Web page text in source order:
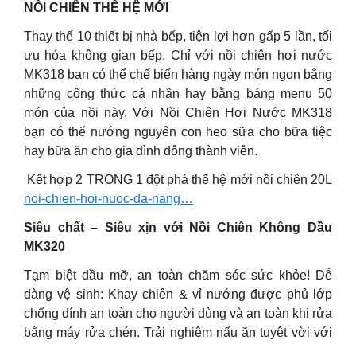
NỒI CHIÊN THẾ HỆ MỚI
Thay thế 10 thiết bị nhà bếp, tiện lợi hơn gấp 5 lần, tối
ưu hóa không gian bếp. Chỉ với nồi chiên hơi nước
MK318 bạn có thể chế biến hàng ngày món ngon bằng
những công thức cá nhân hay bằng bảng menu 50
món của nồi này. Với Nồi Chiên Hơi Nước MK318
bạn có thể nướng nguyên con heo sữa cho bữa tiệc
hay bữa ăn cho gia đình đông thành viên.
️ Kết hợp 2 TRONG 1 đột phá thế hệ mới nồi chiên 20L
noi-chien-hoi-nuoc-da-nang…
Siêu chất – Siêu xịn với Nồi Chiên Không Dầu
MK320
Tạm biệt dầu mỡ, an toàn chăm sóc sức khỏe! Dễ
dàng vệ sinh: Khay chiên & vỉ nướng được phủ lớp
chống dính an toàn cho người dùng và an toàn khi rửa
bằng máy rửa chén. Trải nghiệm nấu ăn tuyệt vời với